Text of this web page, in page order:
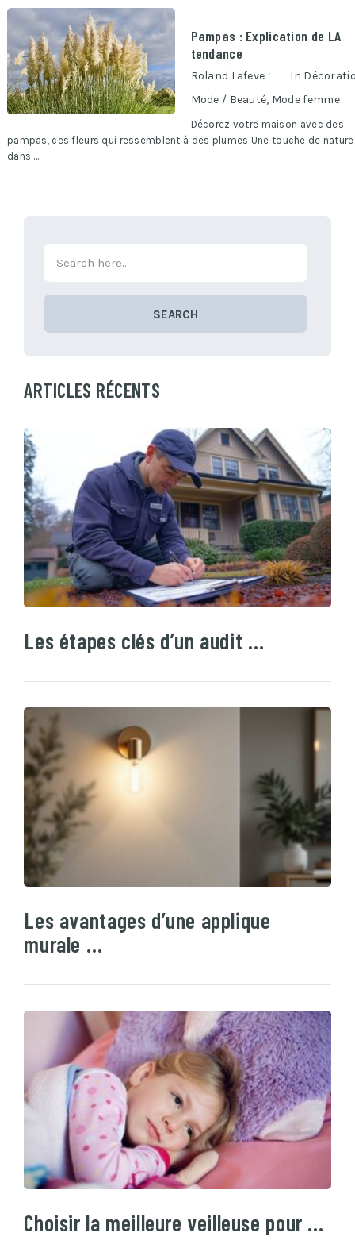
Pampas : Explication de LA
tendance
Roland Lafeve In
Mode / Beauté, Mode femme
Décorez votre maison avec des
pampas, ces fleurs qui ressemblent à des plumes Une touche de nature
dans …
SEARCH
ARTICLES RÉCENTS
Les étapes clés d’un audit …
Les avantages d’une applique
murale …
Choisir la meilleure veilleuse pour …